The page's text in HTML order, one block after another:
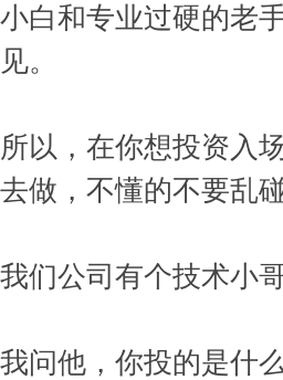
小白和专业过硬的老
见。
所以，在你想投资入
去做，不懂的不要乱
我们公司有个技术小
我问他，你投的是什